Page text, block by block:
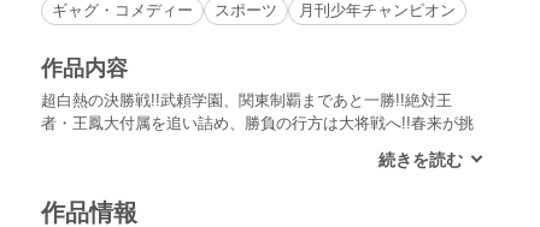
ギャグ・コメディー
スポーツ 月刊少年チャンピオン
作品内容
超白熱の決勝戦!!武頼学園、関東制覇まであと一勝!!絶対王
者・王鳳大付属を追い詰め、勝負の行方は大将戦へ!!春来が挑
化を遂げる春来、圧倒的過ぎる卓球力を誇る壬園。いつしか卓
ポン伝説、衝撃の最終巻!!
作品情報